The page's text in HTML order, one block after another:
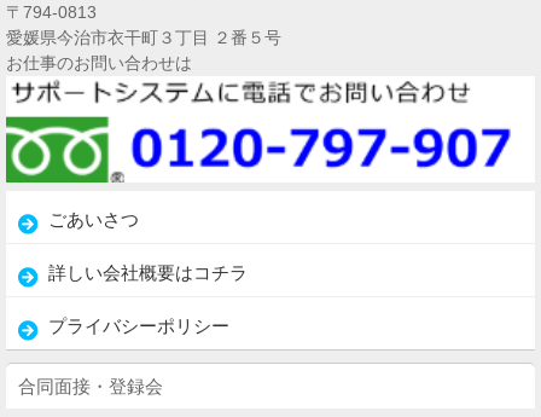
〒794-0813
愛媛県今治市衣干町３丁目 ２番５号
お仕事のお問い合わせは
ごあいさつ
詳しい会社概要はコチラ
プライバシーポリシー
合同面接・登録会